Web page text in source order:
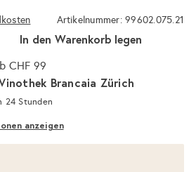
Artikelnummer: 99602.075.21
In den Warenkorb legen
CHF 99
Brancaia Zürich
24 Stunden
anzeigen